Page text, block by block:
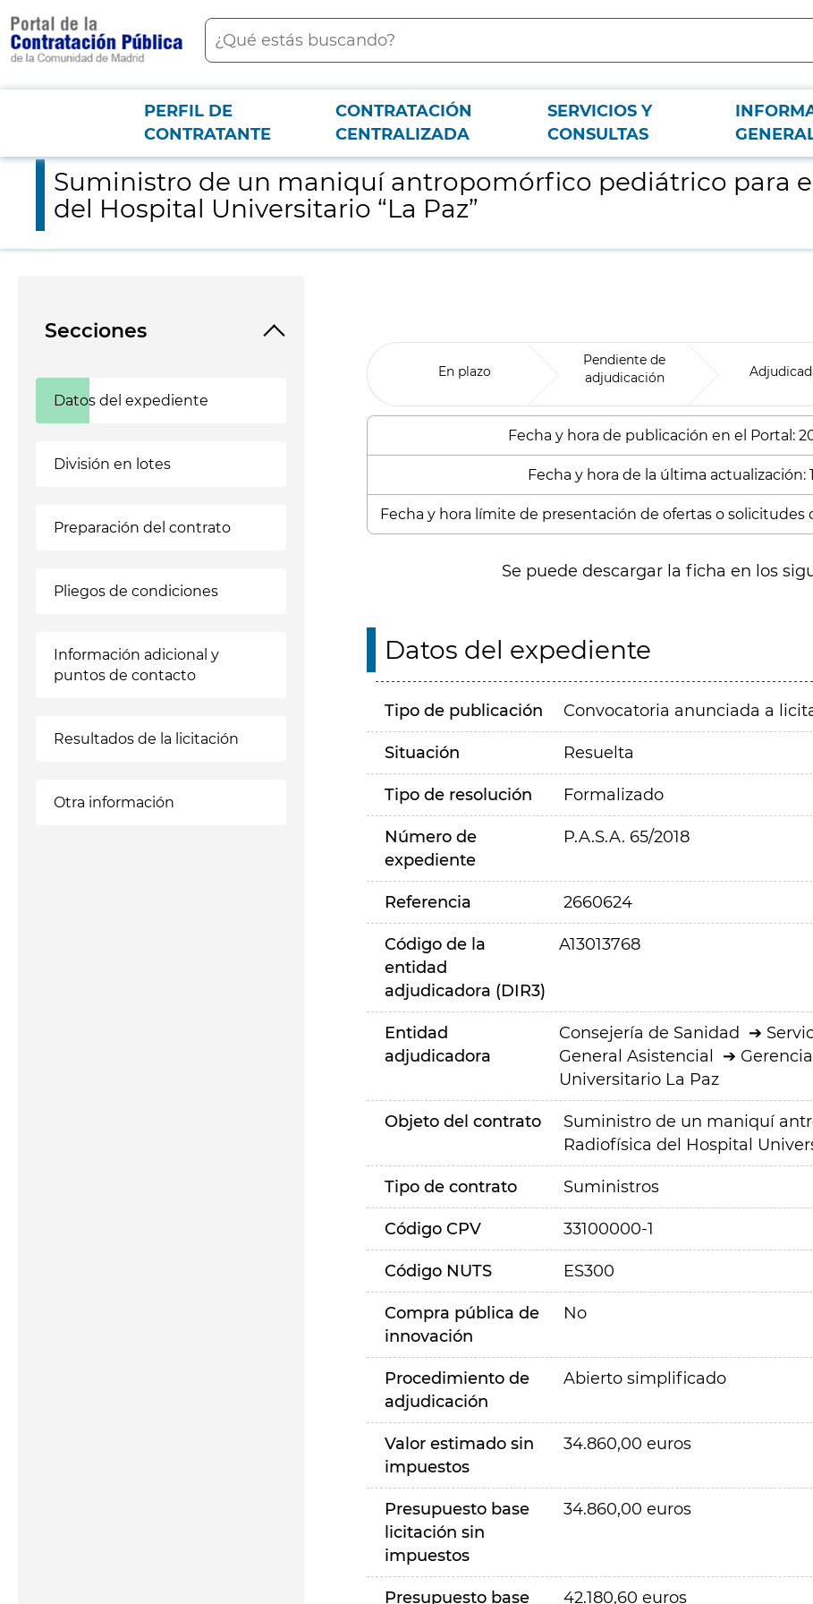
contenido
principal
Buscar
Menú PCON
PERFIL DE
CONTRATANTE
CONTRATACIÓN
CENTRALIZADA
SERVICIOS Y
CONSULTAS
Suministro de un maniquí antropomórfico pediátrico para el Servicio de Radiofísica del Hospital Universitario “La Paz”
Suministro de un maniquí antropomórfico pediátrico para
del Hospital Universitario “La Paz”
Secciones
Datos del expediente
División en lotes
Preparación del contrato
Pliegos de condiciones
Información adicional y
puntos de contacto
Resultados de la licitación
Otra información
En plazo
Pendiente de
adjudicación
Fecha y hora de publicación en el Portal:
Fecha y hora de la última actualización:
Fecha y hora límite de presentación de ofertas o solicitudes
Se puede descargar la ficha en los
Datos del expediente
Tipo de publicación Convocatoria anunciada a
Situación Resuelta
Tipo de resolución Formalizado
Número de
expediente
P.A.S.A. 65/2018
Referencia 2660624
Código de la
entidad
adjudicadora (DIR3)
A13013768
Entidad
adjudicadora
Consejería de Sanidad
General Asistencial
Universitario La Paz
Objeto del contrato
Suministro de un maniquí
Radiofísica del Hospital
Tipo de contrato Suministros
Código CPV 33100000-1
Código NUTS ES300
Compra pública de
innovación
No
Procedimiento de
adjudicación
Abierto simplificado
Valor estimado sin
impuestos
34.860,00 euros
Presupuesto base
licitación sin
impuestos
34.860,00 euros
Presupuesto base 42.180,60 euros